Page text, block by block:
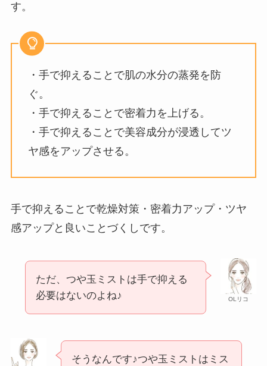
す。
・手で抑えることで肌の水分の蒸発を防
ぐ。
・手で抑えることで密着力を上げる。
・手で抑えることで美容成分が浸透してツ
ヤ感をアップさせる。
手で抑えることで乾燥対策・密着力アップ・ツヤ
感アップと良いことづくしです。
OLリコ
ただ、つや玉ミストは手で抑える
必要はないのよね♪
そうなんです♪つや玉ミストはミス